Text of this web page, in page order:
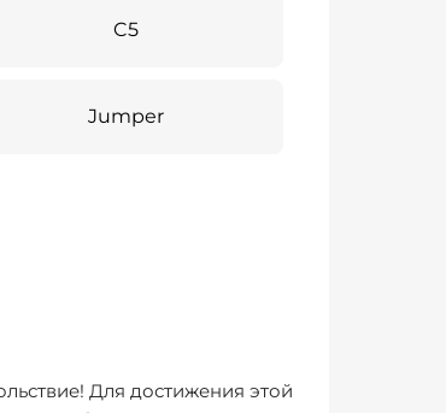
C5
Jumper
Для достижения этой